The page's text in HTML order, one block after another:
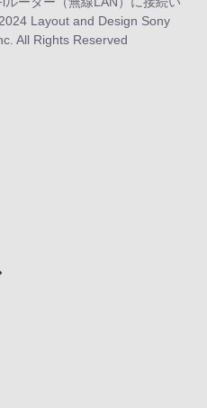
Layout and Design Sony
All Rights Reserved